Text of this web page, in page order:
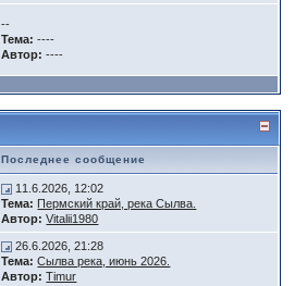
--
Тема: ----
Автор: ----
Последнее сообщение
11.6.2026, 12:02
Тема: Пермский край, река Сылва.
Автор: Vitalii1980
26.6.2026, 21:28
Тема: Сылва река, июнь 2026.
Автор: Timur